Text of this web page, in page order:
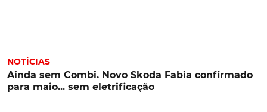
NOTÍCIAS
Ainda sem Combi. Novo Skoda Fabia confirmado
para maio... sem eletrificação